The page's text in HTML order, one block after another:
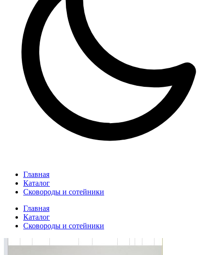
Главная
Каталог
Сковороды и сотейники
Главная
Каталог
Сковороды и сотейники